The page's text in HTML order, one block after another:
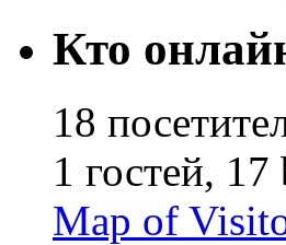
Кто
18
1 гостей, 17
Map of